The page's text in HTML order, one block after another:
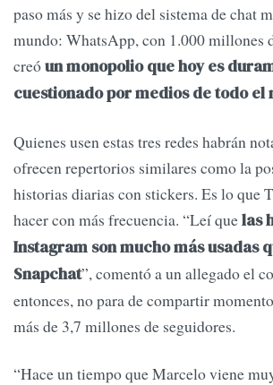
paso más y se hizo del sistema de chat
mundo: WhatsApp, con 1.000 millones
creóun monopolio que hoy es
cuestionado por medios de todo el
Quienes usen estas tres redes habrán
ofrecen repertorios similares como la
historias diarias con stickers. Es lo que
hacer con más frecuencia. “Leí quelas
Instagram son mucho más usadas
Snapchat”, comentó a un allegado el
entonces, no para de compartir
más de 3,7 millones de seguidores.
“Hace un tiempo que Marcelo viene